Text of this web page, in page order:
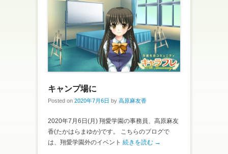
キャンプ場に
Posted on 2020年7月6日 by 高原麻友香
2020年7月6日(月) 翔愛学園の事務員、高原麻友
香(たかはらまゆか)です。 こちらのブログで
は、翔愛学園外のイベント 続きを読む →